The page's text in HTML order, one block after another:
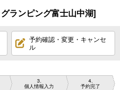
ランピング富士山中湖]
予約確認・変更・キャンセ
ル
3
個人情報入力
4
予約完了